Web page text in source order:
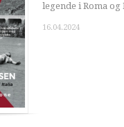
legende i Roma
16.04.2024